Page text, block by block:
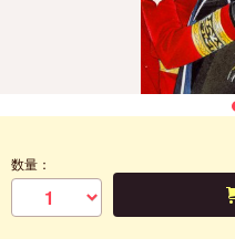
数量：